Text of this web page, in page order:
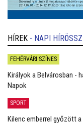
HÍREK - NAPI
FEHÉRVÁRI SZÍNES
Királyok a Belvárosban -
Napok
SPORT
Kilenc emberrel győzött